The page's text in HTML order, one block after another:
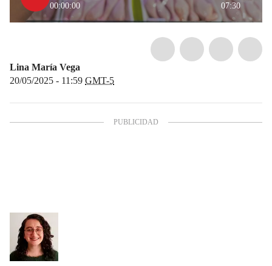
00:00:00 07:30
Lina María Vega
20/05/2025 - 11:59 GMT-5